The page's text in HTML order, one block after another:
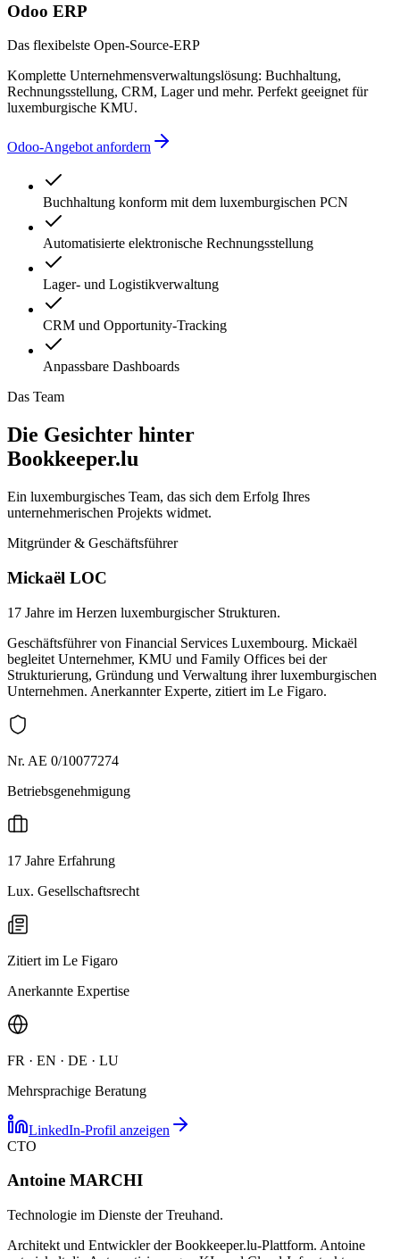
Odoo ERP
Das flexibelste Open-Source-ERP
Komplette Unternehmensverwaltungslösung: Buchhaltung,
Rechnungsstellung, CRM, Lager und mehr. Perfekt geeignet für
luxemburgische KMU.
Odoo-Angebot anfordern
Buchhaltung konform mit dem luxemburgischen PCN
Automatisierte elektronische Rechnungsstellung
Lager- und Logistikverwaltung
CRM und Opportunity-Tracking
Anpassbare Dashboards
Das Team
Die Gesichter hinter
Bookkeeper.lu
Ein luxemburgisches Team, das sich dem Erfolg Ihres
unternehmerischen Projekts widmet.
Mitgründer & Geschäftsführer
Mickaël LOC
17 Jahre im Herzen luxemburgischer Strukturen.
Geschäftsführer von Financial Services Luxembourg. Mickaël
begleitet Unternehmer, KMU und Family Offices bei der
Strukturierung, Gründung und Verwaltung ihrer luxemburgischen
Unternehmen. Anerkannter Experte, zitiert im Le Figaro.
Nr. AE 0/10077274
Betriebsgenehmigung
17 Jahre Erfahrung
Lux. Gesellschaftsrecht
Zitiert im Le Figaro
Anerkannte Expertise
FR · EN · DE · LU
Mehrsprachige Beratung
LinkedIn-Profil anzeigen
CTO
Antoine MARCHI
Technologie im Dienste der Treuhand.
Architekt und Entwickler der Bookkeeper.lu-Plattform. Antoine